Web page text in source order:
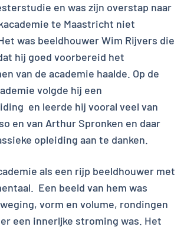
en was zijn overstap naar
te Maastricht niet
was beeldhouwer Wim Rijvers die
hij goed voorbereid het
van de academie haalde. Op de
volgde hij een
en leerde hij vooral veel van
en van Arthur Spronken en daar
opleiding aan te danken.
als een rijp beeldhouwer met
Een beeld van hem was
vorm en volume, rondingen
een innerljke stroming was. Het